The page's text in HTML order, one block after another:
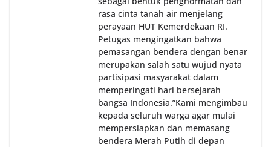
rasa cinta tanah air menjelang
perayaan HUT Kemerdekaan RI.
Petugas mengingatkan bahwa
pemasangan bendera dengan benar
merupakan salah satu wujud nyata
partisipasi masyarakat dalam
memperingati hari bersejarah
bangsa Indonesia.‎‎”Kami mengimbau
kepada seluruh warga agar mulai
mempersiapkan dan memasang
bendera Merah Putih di depan